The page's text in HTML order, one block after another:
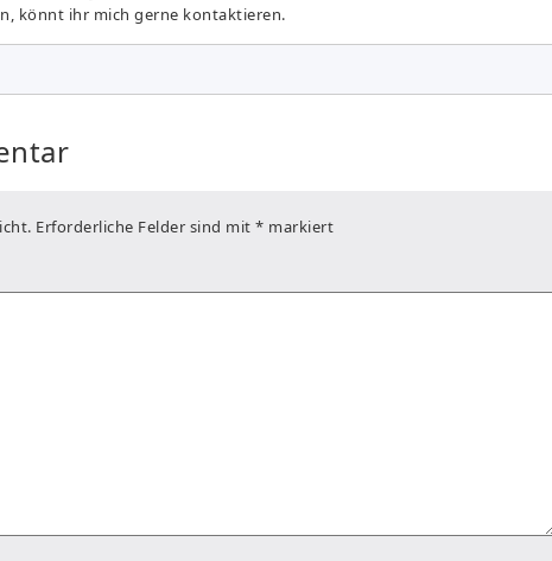
könnt ihr mich gerne kontaktieren.
Erforderliche Felder sind mit * markiert